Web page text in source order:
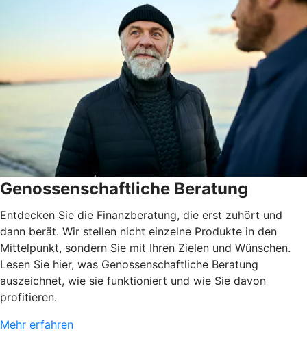
Genossenschaftliche Beratung
Entdecken Sie die Finanzberatung, die erst zuhört und
dann berät. Wir stellen nicht einzelne Produkte in den
Mittelpunkt, sondern Sie mit Ihren Zielen und Wünschen.
Lesen Sie hier, was Genossenschaftliche Beratung
auszeichnet, wie sie funktioniert und wie Sie davon
profitieren.
Mehr erfahren